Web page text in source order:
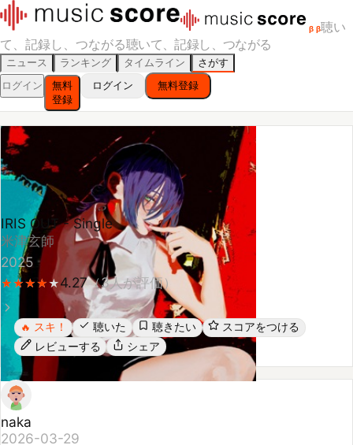
β β聴い
て、記録し、つながる聴いて、記録し、つながる
ニュース ランキング タイムライン
さがす
ログイン
無料
登録
ログイン 無料登録
IRIS OUT - Single
米津玄師
2025
★
★★
★★
★ ★
★ 4.27 （3 人が評価）
🔥 スキ！ 聴いた 聴きたい
スコアをつける
レビューする
シェア
naka
2026-03-29
★
★★
★★
★ ★
★★
★5.00